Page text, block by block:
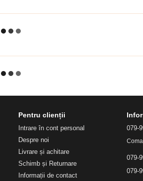
Pentru clienții
Intrare în cont personal
Despre noi
Livrare și achitare
Schimb și Returnare
Informații de contact
079-
079-
079-